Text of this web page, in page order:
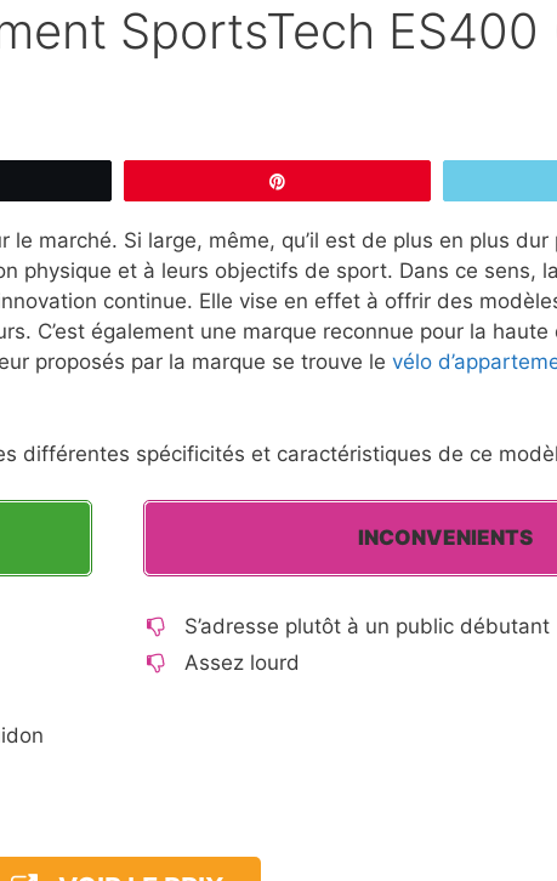
SportsTech ES400
marché. Si large, même, qu’il est de plus en plus
physique et à leurs objectifs de sport. Dans ce sens,
continue. Elle vise en effet à offrir des
C’est également une marque reconnue pour la
proposés par la marque se trouve le vélo
différentes spécificités et caractéristiques de ce
INCONVENIENTS
S’adresse plutôt à un public débutant
Assez lourd